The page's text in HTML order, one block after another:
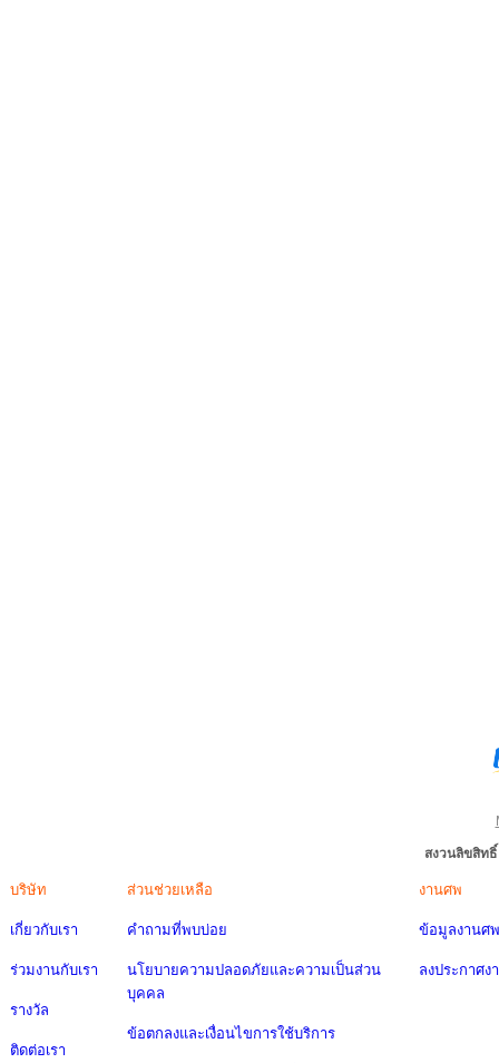
สงวนลิขสิท
บริษัท
เกี่ยวกับเรา
ร่วมงานกับเรา
รางวัล
ติดต่อเรา
ส่วนช่วยเหลือ
คำถามที่พบบ่อย
นโยบายความปลอดภัยและความเป็นส่วน
บุคคล
ข้อตกลงและเงื่อนไขการใช้บริการ
งานศพ
ข้อมูลงานศพ
ลงประกาศง